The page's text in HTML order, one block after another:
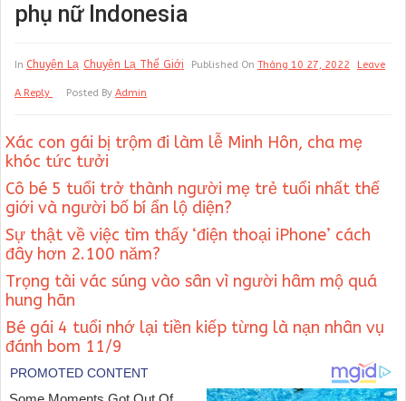
phụ nữ Indonesia
In Chuyện Lạ Chuyện Lạ Thế Giới Published On Tháng 10 27, 2022 Leave
A Reply Posted By Admin
Xác con gái bị trộm đi làm lễ Minh Hôn, cha mẹ
khóc tức tưởi
Cô bé 5 tuổi trở thành người mẹ trẻ tuổi nhất thế
giới và người bố bí ẩn lộ diện?
Sự thật về việc tìm thấy ‘điện thoại iPhone’ cách
đây hơn 2.100 năm?
Trọng tài vác súng vào sân vì người hâm mộ quá
hung hãn
Bé gái 4 tuổi nhớ lại tiền kiếp từng là nạn nhân vụ
đánh bom 11/9